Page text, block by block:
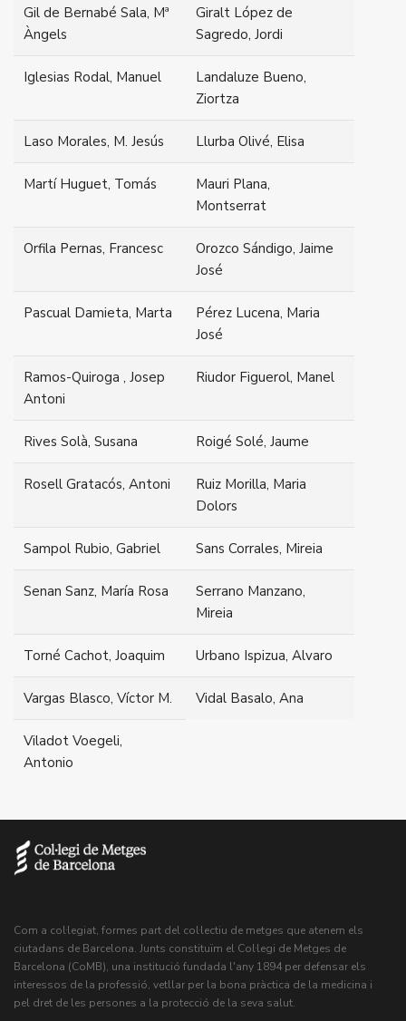
Gil de Bernabé Sala, Mª
Àngels
Giralt López de
Sagredo, Jordi
Iglesias Rodal, Manuel
Landaluze Bueno,
Ziortza
Laso Morales, M. Jesús Llurba Olivé, Elisa
Martí Huguet, Tomás
Mauri Plana,
Montserrat
Orfila Pernas, Francesc
Orozco Sándigo, Jaime
José
Pascual Damieta, Marta
Pérez Lucena, Maria
José
Ramos-Quiroga , Josep
Antoni
Riudor Figuerol, Manel
Rives Solà, Susana Roigé Solé, Jaume
Rosell Gratacós, Antoni
Ruiz Morilla, Maria
Dolors
Sampol Rubio, Gabriel Sans Corrales, Mireia
Senan Sanz, María Rosa
Serrano Manzano,
Mireia
Torné Cachot, Joaquim Urbano Ispizua, Alvaro
Vargas Blasco, Víctor M. Vidal Basalo, Ana
Viladot Voegeli,
Antonio
Com a col·legiat, formes part del col·lectiu de metges que atenem els
ciutadans de Barcelona. Junts constituïm el Col·legi de Metges de
Barcelona (CoMB), una institució fundada l'any 1894 per defensar els
interessos de la professió, vetllar per la bona pràctica de la medicina i
pel dret de les persones a la protecció de la seva salut.